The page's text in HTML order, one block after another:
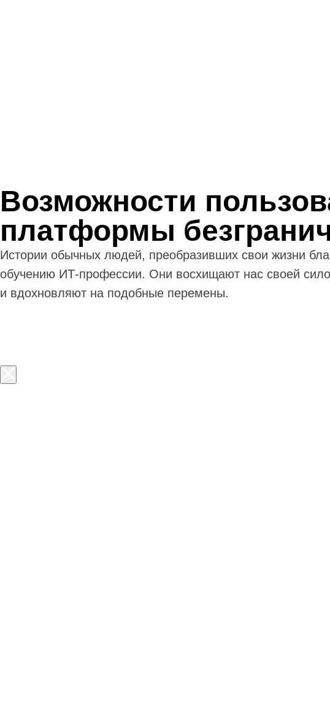
Возможности
платформы
Истории обычных людей, преобразивших свои жизни
обучению ИТ-профессии. Они восхищают нас своей
и вдохновляют на подобные перемены.